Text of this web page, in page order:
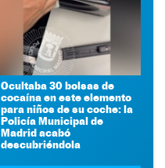
Ocultaba 30 bolsas de
cocaína en este elemento
para niños de su coche: la
Policía Municipal de
Madrid acabó
descubriéndola